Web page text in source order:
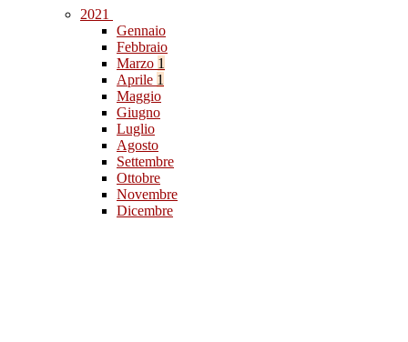
2021
Gennaio
Febbraio
Marzo 1
Aprile 1
Maggio
Giugno
Luglio
Agosto
Settembre
Ottobre
Novembre
Dicembre